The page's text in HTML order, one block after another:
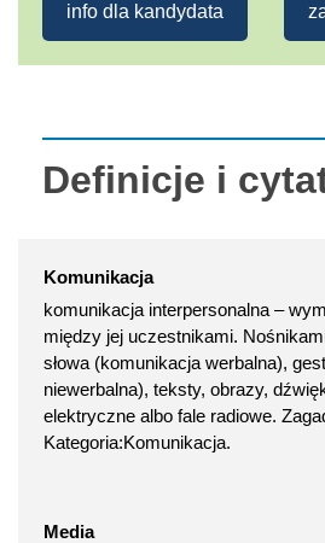
info dla kandydata
Definicje i
Komunikacja
komunikacja interpersonalna –
między jej uczestnikami.
słowa (komunikacja werbalna),
niewerbalna), teksty, obrazy,
elektryczne albo fale radiowe.
Kategoria:Komunikacja.
Media